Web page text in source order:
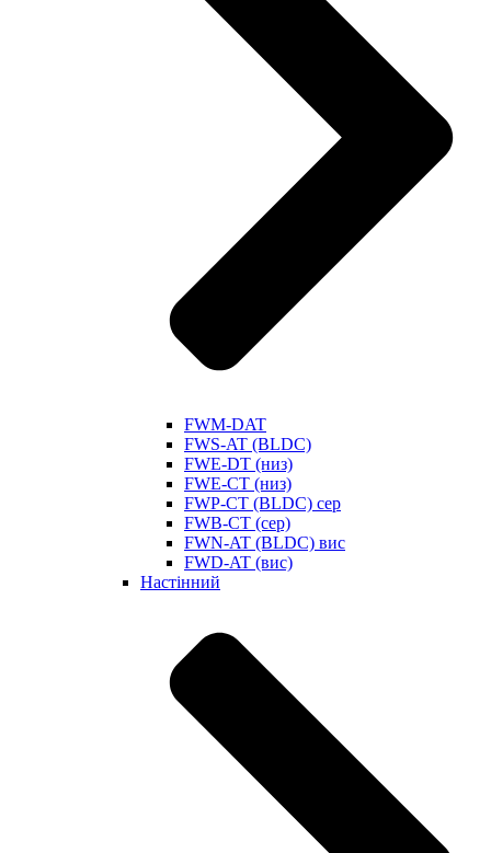
FWM-DAT
FWS-AT (BLDC)
FWE-DT (низ)
FWE-CT (низ)
FWP-CT (BLDC) сер
FWB-CT (сер)
FWN-AT (BLDC) вис
FWD-AT (вис)
Настінний